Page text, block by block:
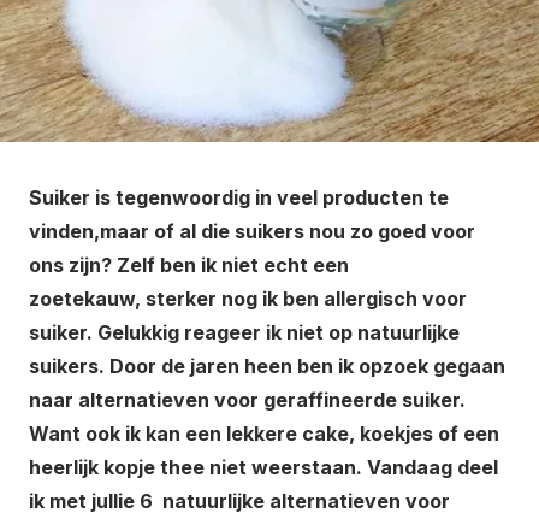
Suiker is tegenwoordig in veel producten te
vinden,maar of al die suikers nou zo goed voor
ons zijn? Zelf ben ik niet echt een
zoetekauw, sterker nog ik ben allergisch voor
suiker. Gelukkig reageer ik niet op natuurlijke
suikers. Door de jaren heen ben ik opzoek gegaan
naar alternatieven voor geraffineerde suiker.
Want ook ik kan een lekkere cake, koekjes of een
heerlijk kopje thee niet weerstaan. Vandaag deel
ik met jullie 6 natuurlijke alternatieven voor